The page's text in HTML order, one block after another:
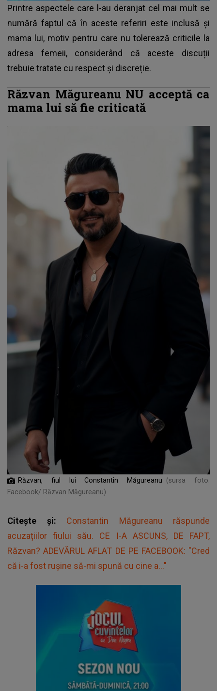
Printre aspectele care l-au deranjat cel mai mult se
numără faptul că în aceste referiri este inclusă și
mama lui, motiv pentru care nu tolerează criticile la
adresa femeii, considerând că aceste discuții
trebuie tratate cu respect și discreție.
Răzvan Măgureanu NU acceptă ca
mama lui să fie criticată
Răzvan, fiul lui Constantin Măgureanu
(sursa foto:
Facebook/ Răzvan Măgureanu)
Citește și: Constantin Măgureanu răspunde
acuzațiilor fiului său. CE I-A ASCUNS, DE FAPT,
Răzvan? ADEVĂRUL AFLAT DE PE FACEBOOK: "Cred
că i-a fost rușine să-mi spună cu cine a..."